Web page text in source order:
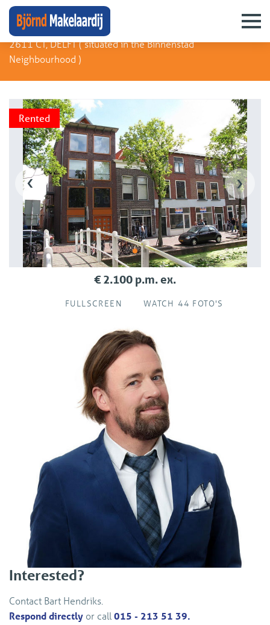
Pieterstraat 7
2611 CT, DELFT (situated in the Binnenstad
Neighbourhood )
Rented
‹ ›
€ 2.100 p.m. ex.
FULLSCREEN WATCH 44 FOTO'S
Interested?
Contact Bart Hendriks.
Respond directly or call 015 - 213 51 39.